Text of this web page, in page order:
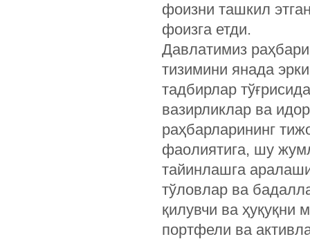
фоизни ташкил
фоизга етди.
Давлатимиз
тизимини янада
тадбирлар
вазирликлар ва
раҳбарларининг
фаолиятига, шу
тайинлашга
тўловлар ва
қилувчи ва ҳуқуқни
портфели ва